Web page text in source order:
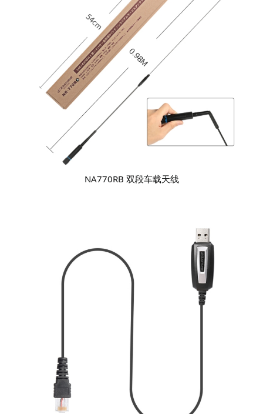
NA770RB 双段车载天线